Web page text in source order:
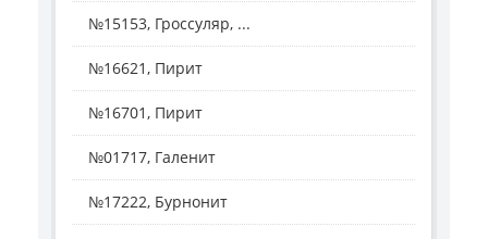
№15153, Гроссуляр, ...
№16621, Пирит
№16701, Пирит
№01717, Галенит
№17222, Бурнонит